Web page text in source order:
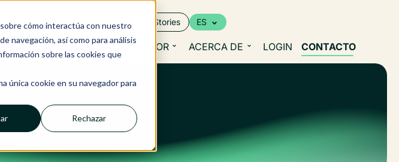
cómo interactúa con nuestro
navegación, así como para análisis
sobre las cookies que
única cookie en su navegador para
Rechazar
Insight Recursos Stories ES
NANCIE IA SERVICIOS SECTOR ACERCA DE LOGIN CONTACTO